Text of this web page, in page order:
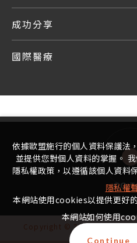
成功分享
國際醫療
GO
Copyright © 2022 - 2025 宏其
依據歐盟施行的個人資料保護法
並提供您對個人資料的掌握。
隱私權政策，以遵循該個人資料
隱私權
本網站使用cookies以提供更好
本網站如何使用
Continue